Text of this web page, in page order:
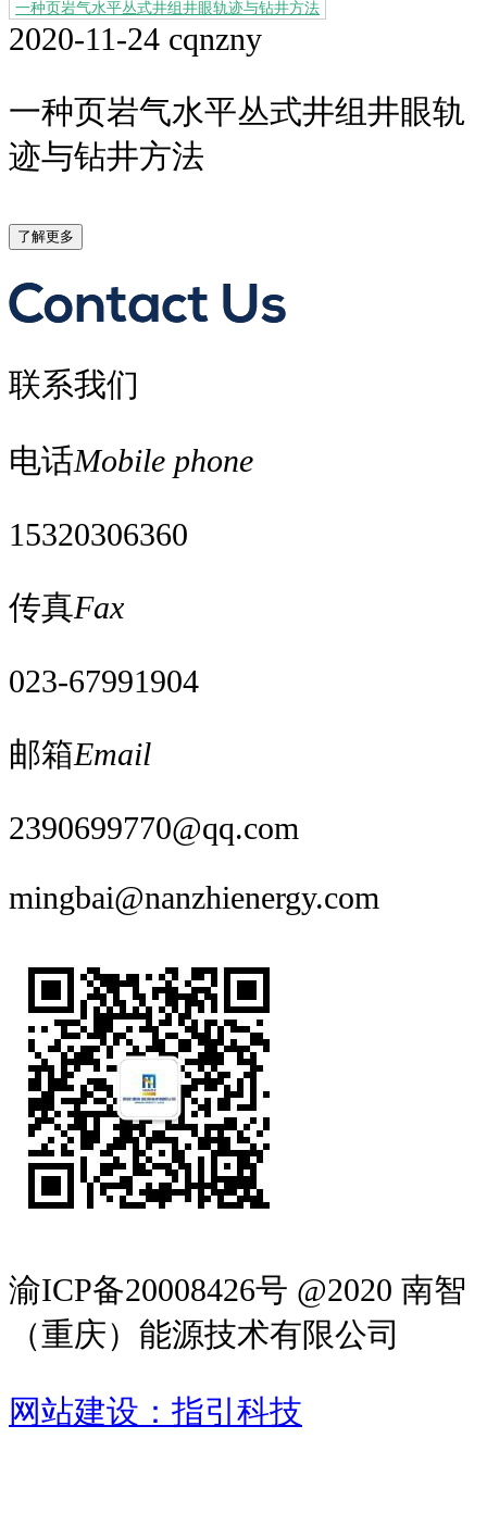
一种页岩气水平丛式井组井眼轨迹与钻井方法
2020-11-24 cqnzny
一种页岩气水平丛式井组井眼轨
迹与钻井方法
了解更多
联系我们
电话Mobile phone
15320306360
传真Fax
023-67991904
邮箱Email
2390699770@qq.com
mingbai@nanzhienergy.com
渝ICP备20008426号 @2020 南智
（重庆）能源技术有限公司
网站建设：指引科技